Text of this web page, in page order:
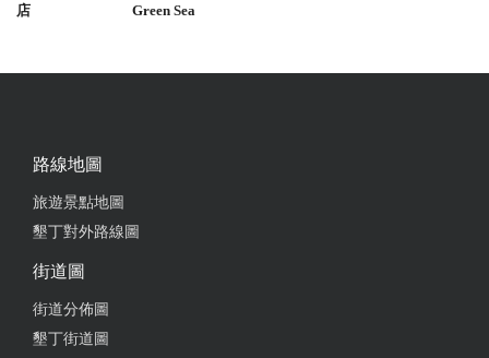
店
Green Sea
路線地圖
旅遊景點地圖
墾丁對外路線圖
街道圖
街道分佈圖
墾丁街道圖